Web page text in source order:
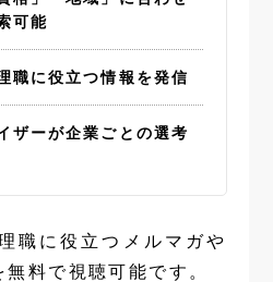
可能
職に役立つ情報を発信
ザーが企業ごとの選考
職に役立つメルマガや
料で視聴可能です。